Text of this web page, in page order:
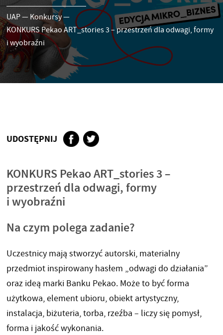
UAP— Konkursy—
KONKURS Pekao ART_stories 3 – przestrzeń dla odwagi, formy
i wyobraźni
UDOSTĘPNIJ
KONKURS Pekao ART_stories 3 –
przestrzeń dla odwagi, formy
i wyobraźni
Na czym polega zadanie?
Uczestnicy mają stworzyć autorski, materialny
przedmiot inspirowany hasłem „odwagi do działania”
oraz ideą marki Banku Pekao. Może to być forma
użytkowa, element ubioru, obiekt artystyczny,
instalacja, biżuteria, torba, rzeźba – liczy się pomysł,
forma i jakość wykonania.